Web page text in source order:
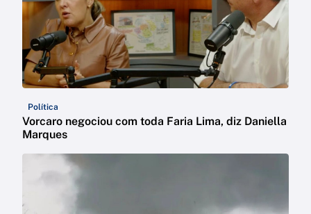
Política
Vorcaro negociou com toda Faria Lima, diz Daniella
Marques